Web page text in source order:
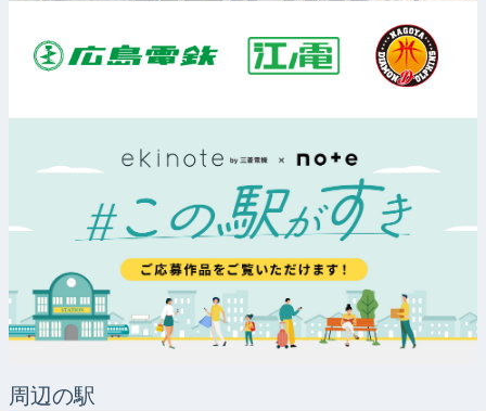
周辺の駅